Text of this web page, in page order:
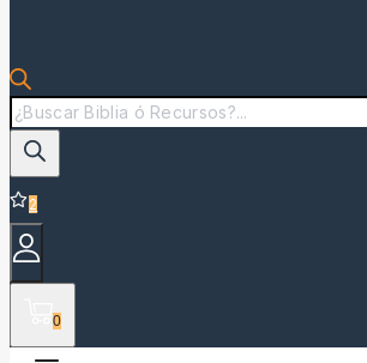
Búsqueda
de
productos
2
0